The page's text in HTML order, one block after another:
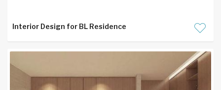
Interior Design for BL Residence